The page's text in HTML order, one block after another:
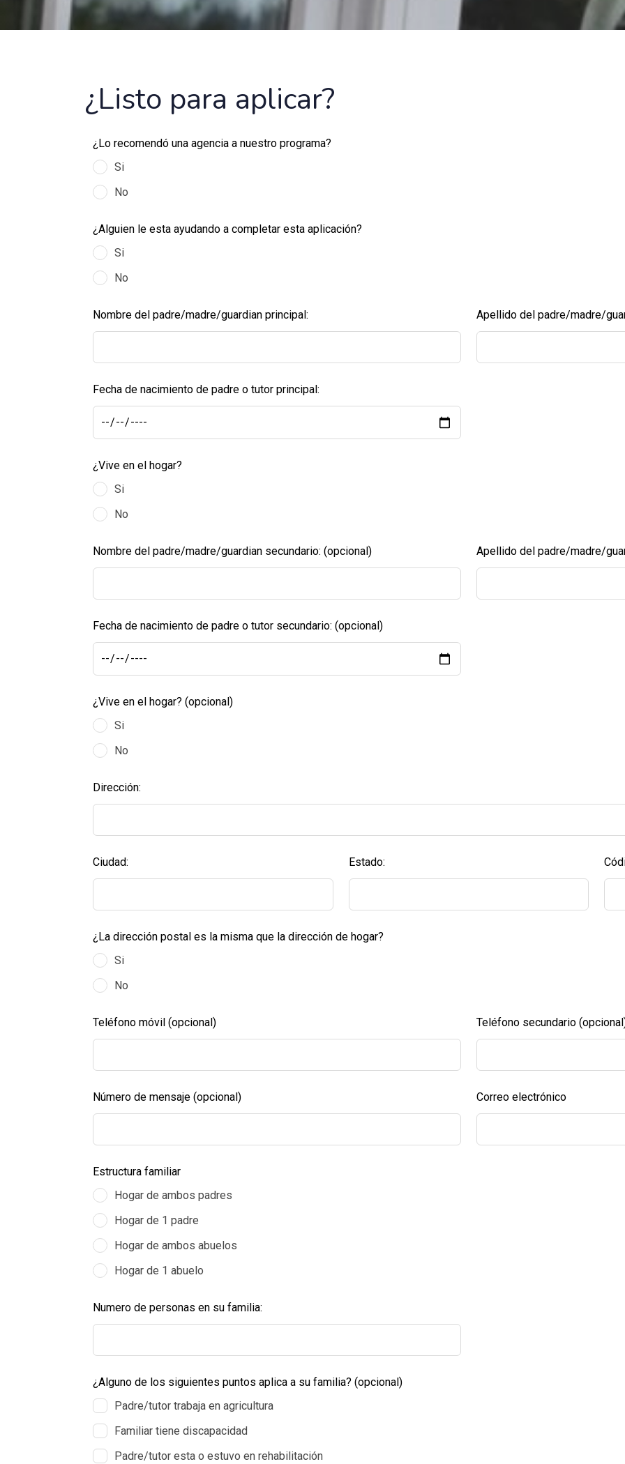
¿Listo para aplicar?
Leave
this
field
blank
¿Lo recomendó una agencia a nuestro programa?
Si
No
¿Alguien le esta ayudando a completar esta aplicación?
Si
No
Nombre del padre/madre/guardian principal: Apellido del padre/madre/
Fecha de nacimiento de padre o tutor principal:
¿Vive en el hogar?
Si
No
Nombre del padre/madre/guardian secundario: (opcional) Apellido del padre/madre/
Fecha de nacimiento de padre o tutor secundario: (opcional)
¿Vive en el hogar? (opcional)
Si
No
Dirección:
Ciudad: Estado:
¿La dirección postal es la misma que la dirección de hogar?
Si
No
Teléfono móvil (opcional) Teléfono secundario
Número de mensaje (opcional) Correo electrónico
Estructura familiar
Hogar de ambos padres
Hogar de 1 padre
Hogar de ambos abuelos
Hogar de 1 abuelo
Numero de personas en su familia:
¿Alguno de los siguientes puntos aplica a su familia? (opcional)
Padre/tutor trabaja en agricultura
Familiar tiene discapacidad
Padre/tutor esta o estuvo en rehabilitación